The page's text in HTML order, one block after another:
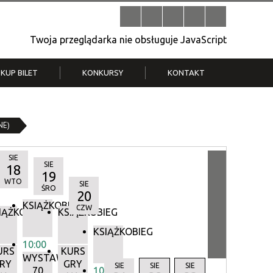
Twoja przeglądarka nie obsługuje JavaScript
KUP BILET KONKURSY
T.
KONTAKT
SIE
18
WTO
KSIĄŻKOBIEG
10:00
WYSTAWA:
70
SIE
19
ŚRO
KSIĄŻKOBIEG
KURS
GRY
SIE
20
CZW
KSIĄŻKOBIEG
10:00SIE SIE SIE